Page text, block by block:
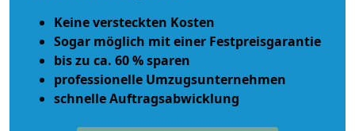
Keine versteckten Kosten
Sogar möglich mit einer Festpreisgarantie
bis zu ca. 60 % sparen
professionelle Umzugsunternehmen
schnelle Auftragsabwicklung